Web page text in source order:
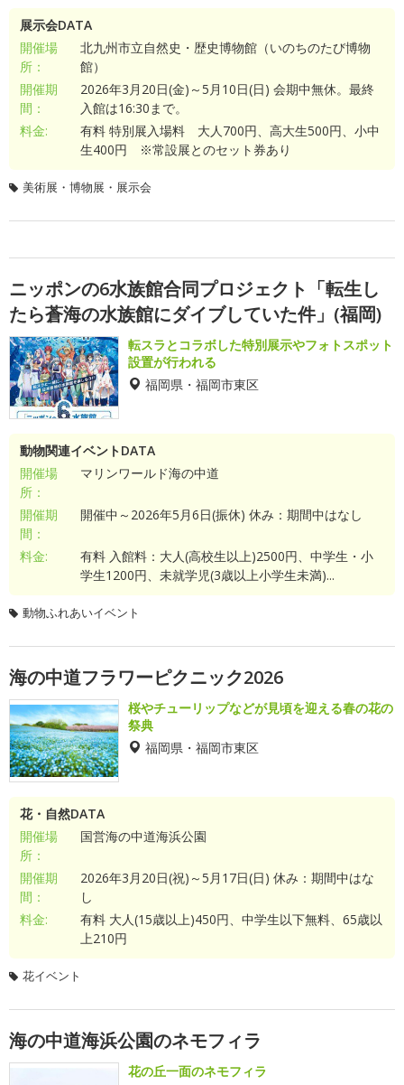
展示会DATA
開催場
所：
北九州市立自然史・歴史博物館（いのちのたび博物
館）
開催期
間：
2026年3月20日(金)～5月10日(日) 会期中無休。最終
入館は16:30まで。
料金:
有料 特別展入場料 大人700円、高大生500円、小中
生400円 ※常設展とのセット券あり
美術展・博物展・展示会
ニッポンの6水族館合同プロジェクト「転生し
たら蒼海の水族館にダイブしていた件」(福岡)
転スラとコラボした特別展示やフォトスポット
設置が行われる
福岡県・福岡市東区
動物関連イベントDATA
開催場
所：
マリンワールド海の中道
開催期
間：
開催中～2026年5月6日(振休) 休み：期間中はなし
料金:
有料 入館料：大人(高校生以上)2500円、中学生・小
学生1200円、未就学児(3歳以上小学生未満)...
動物ふれあいイベント
海の中道フラワーピクニック2026
桜やチューリップなどが見頃を迎える春の花の
祭典
福岡県・福岡市東区
花・自然DATA
開催場
所：
国営海の中道海浜公園
開催期
間：
2026年3月20日(祝)～5月17日(日) 休み：期間中はな
し
料金:
有料 大人(15歳以上)450円、中学生以下無料、65歳以
上210円
花イベント
海の中道海浜公園のネモフィラ
花の丘一面のネモフィラ